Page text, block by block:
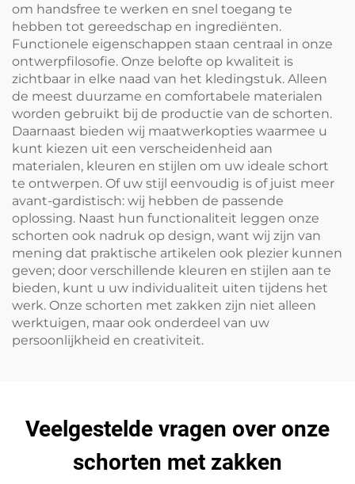
om handsfree te werken en snel toegang te
hebben tot gereedschap en ingrediënten.
Functionele eigenschappen staan centraal in onze
ontwerpfilosofie. Onze belofte op kwaliteit is
zichtbaar in elke naad van het kledingstuk. Alleen
de meest duurzame en comfortabele materialen
worden gebruikt bij de productie van de schorten.
Daarnaast bieden wij maatwerkopties waarmee u
kunt kiezen uit een verscheidenheid aan
materialen, kleuren en stijlen om uw ideale schort
te ontwerpen. Of uw stijl eenvoudig is of juist meer
avant-gardistisch: wij hebben de passende
oplossing. Naast hun functionaliteit leggen onze
schorten ook nadruk op design, want wij zijn van
mening dat praktische artikelen ook plezier kunnen
geven; door verschillende kleuren en stijlen aan te
bieden, kunt u uw individualiteit uiten tijdens het
werk. Onze schorten met zakken zijn niet alleen
werktuigen, maar ook onderdeel van uw
persoonlijkheid en creativiteit.
Veelgestelde vragen over onze
schorten met zakken